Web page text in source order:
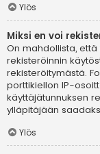
Ylös
Miksi en voi
On mahdollista,
rekisteröinnin
rekisteröitymästä.
porttikiellon IP-
käyttäjätunnuksen
ylläpitäjään
Ylös